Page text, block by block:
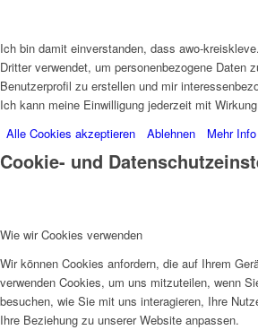
Ich bin damit einverstanden, dass awo-
Dritter verwendet, um personenbezogene Daten
Benutzerprofil zu erstellen und mir
Ich kann meine Einwilligung jederzeit mit
Alle Cookies akzeptieren
Ablehnen Mehr Info
Cookie- und
Wie wir Cookies verwenden
Wir können Cookies anfordern, die auf Ihrem
verwenden Cookies, um uns mitzuteilen, wenn
besuchen, wie Sie mit uns interagieren, Ihre
Ihre Beziehung zu unserer Website anpassen.